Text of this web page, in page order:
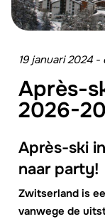
19 januari 2024 -
Après-
2026-
Après-ski
naar party!
Zwitserland is
vanwege de